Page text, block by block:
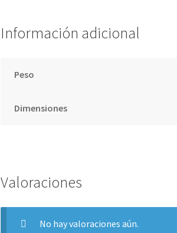
Información adicional
Peso
Dimensiones
Valoraciones
No hay valoraciones aún.